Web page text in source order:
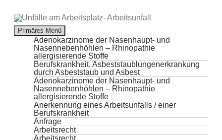
Suchen
Primäres Menü
springen
Adenokarzinome der Nasenhaupt- und
Nasennebenhöhlen – Rhinopathie
allergisierende Stoffe
Berufskrankheit, Asbeststaublungenerkrankung
durch Asbeststaub und Asbest
Adenokarzinome der Nasenhaupt- und
Nasennebenhöhlen – Rhinopathie
allergisierende Stoffe
Anerkennung eines Arbeitsunfalls / einer
Berufskrankheit
Anfrage
Arbeitsrecht
Arbeitsrecht